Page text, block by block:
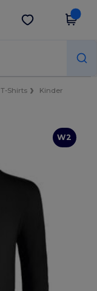
App holen
T-Shirts
Kinder
W2